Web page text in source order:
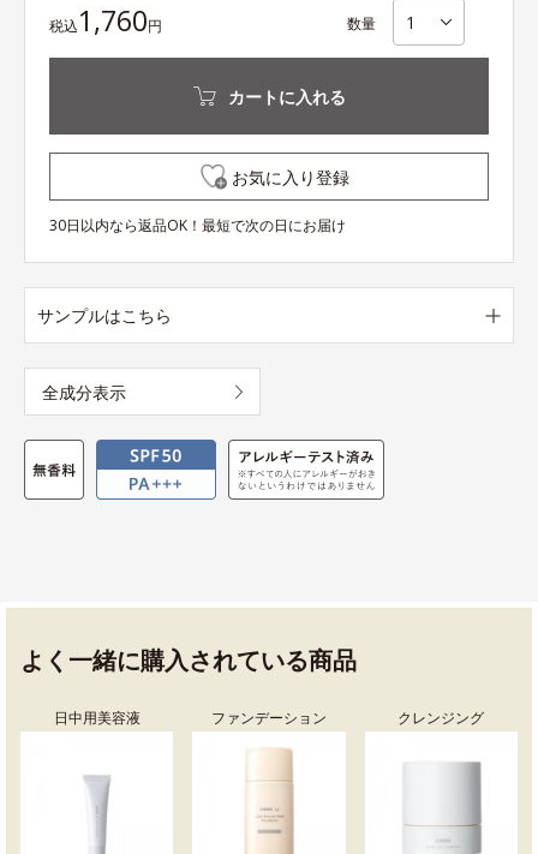
税込1,760円 数量
カートに入れる
お気に入り登録
30日以内なら返品OK！最短で次の日にお届け
サンプルはこちら
全成分表示
よく一緒に購入されている商品
日中用美容液 ファンデーション クレンジング